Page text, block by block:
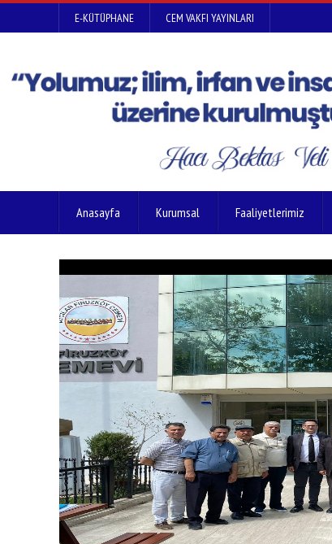
E-KÜTÜPHANE CEM VAKFI YAYINLARI
Anasayfa Kurumsal Faaliyetlerimiz